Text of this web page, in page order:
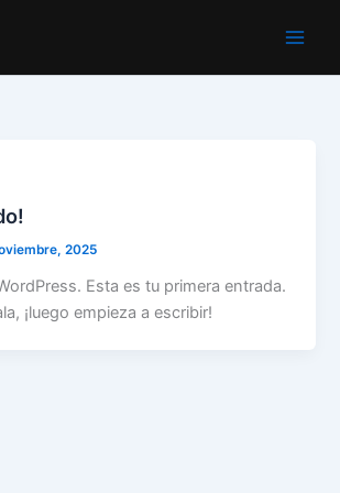
2025
Esta es tu primera entrada.
¡luego empieza a escribir!